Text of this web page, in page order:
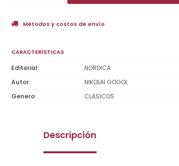
Métodos y costos de envío
CARACTERÍSTICAS
Editorial
NORDICA
Autor
NIKOLAI GOGOL
Genero
CLASICOS
Descripción